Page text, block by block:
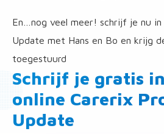
En…nog veel meer! schrijf je nu
Update met Hans en Bo en krijg
toegestuurd
Schrijf je gratis
online Carerix
Update